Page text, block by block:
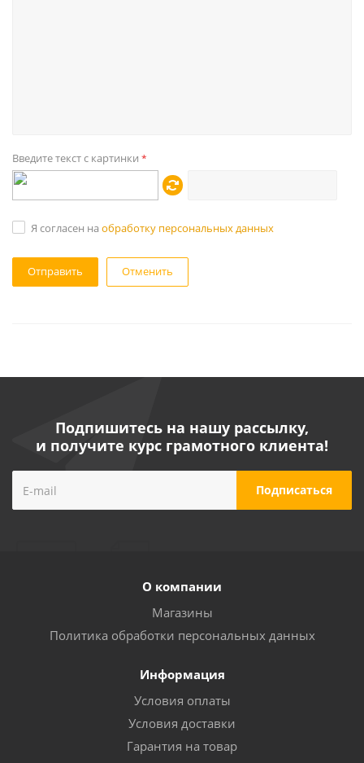
Введите текст с картинки *
Я согласен на обработку персональных данных
Отменить
Подпишитесь на нашу рассылку,
и получите курс грамотного клиента!
О компании
Магазины
Политика обработки персональных данных
Информация
Условия оплаты
Условия доставки
Гарантия на товар